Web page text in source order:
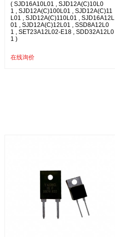
( SJD16A10L01 , SJD12A(C)10L0
1 , SJD12A(C)100L01 , SJD12A(C)11
L01 , SJD12A(C)110L01 , SJD16A12L
01 , SJD12A(C)12L01 , SSD8A12L0
1 , SET23A12L02-E18 , SDD32A12L0
1 )
在线询价